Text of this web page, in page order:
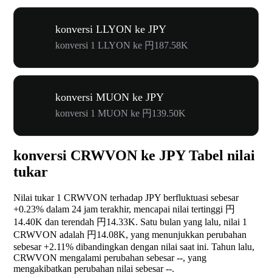
konversi LLYON ke JPY
konversi 1 LLYON ke 円187.58K
konversi MUON ke JPY
konversi 1 MUON ke 円139.50K
konversi CRWVON ke JPY Tabel nilai
tukar
Nilai tukar 1 CRWVON terhadap JPY berfluktuasi sebesar
+0.23% dalam 24 jam terakhir, mencapai nilai tertinggi 円
14.40K dan terendah 円14.33K. Satu bulan yang lalu, nilai 1
CRWVON adalah 円14.08K, yang menunjukkan perubahan
sebesar+2.11% dibandingkan dengan nilai saat ini. Tahun lalu,
CRWVON mengalami perubahan sebesar--, yang
mengakibatkan perubahan nilai sebesar--.